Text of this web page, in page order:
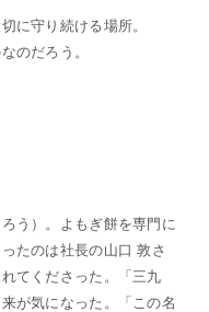
に守り続ける場所。
のだろう。
う）。よもぎ餅を専門に
たのは社長の山口 敦さ
てくださった。「三九
が気になった。「この名